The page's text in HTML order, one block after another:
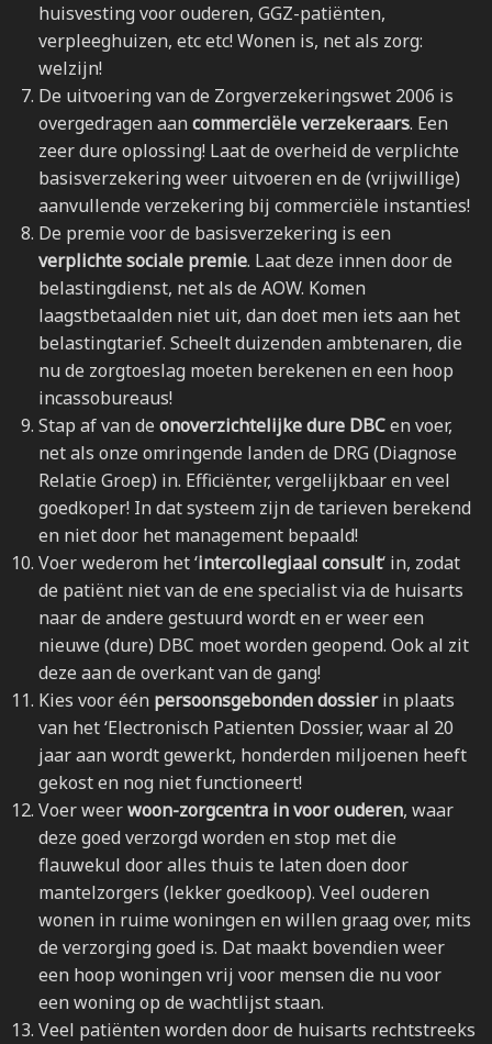
huisvesting voor ouderen, GGZ-patiënten,
verpleeghuizen, etc etc! Wonen is, net als zorg:
welzijn!
De uitvoering van de Zorgverzekeringswet 2006 is
overgedragen aan commerciële verzekeraars. Een
zeer dure oplossing! Laat de overheid de verplichte
basisverzekering weer uitvoeren en de (vrijwillige)
aanvullende verzekering bij commerciële instanties!
De premie voor de basisverzekering is een
verplichte sociale premie. Laat deze innen door de
belastingdienst, net als de AOW. Komen
laagstbetaalden niet uit, dan doet men iets aan het
belastingtarief. Scheelt duizenden ambtenaren, die
nu de zorgtoeslag moeten berekenen en een hoop
incassobureaus!
Stap af van de onoverzichtelijke dure DBCen voer,
net als onze omringende landen de DRG (Diagnose
Relatie Groep) in. Efficiënter, vergelijkbaar en veel
goedkoper! In dat systeem zijn de tarieven berekend
en niet door het management bepaald!
Voer wederom het ‘intercollegiaal consult‘ in, zodat
de patiënt niet van de ene specialist via de huisarts
naar de andere gestuurd wordt en er weer een
nieuwe (dure) DBC moet worden geopend. Ook al zit
deze aan de overkant van de gang!
Kies voor één persoonsgebonden dossierin plaats
van het ‘Electronisch Patienten Dossier, waar al 20
jaar aan wordt gewerkt, honderden miljoenen heeft
gekost en nog niet functioneert!
Voer weerwoon-zorgcentra in voor ouderen, waar
deze goed verzorgd worden en stop met die
flauwekul door alles thuis te laten doen door
mantelzorgers (lekker goedkoop). Veel ouderen
wonen in ruime woningen en willen graag over, mits
de verzorging goed is. Dat maakt bovendien weer
een hoop woningen vrij voor mensen die nu voor
een woning op de wachtlijst staan.
Veel patiënten worden door de huisarts rechtstreeks